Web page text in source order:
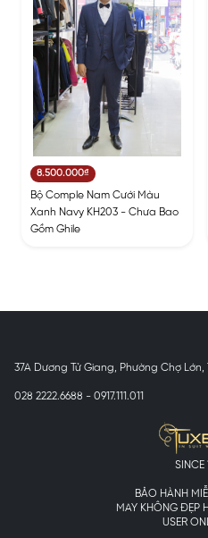
8.500.000₫
Bộ Comple Nam Cưới Màu
Xanh Navy KH203 - Chưa Bao
Gồm Ghile
37A Dương Tử Giang, Phường Chợ Lớn,
028 2222.6688 - 0917.111.011
SINCE
BẢO HÀNH
MAY KHÔNG ĐẸP
USER